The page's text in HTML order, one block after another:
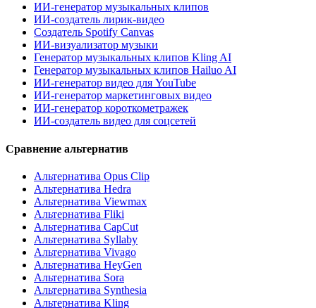
ИИ-генератор музыкальных клипов
ИИ-создатель лирик-видео
Создатель Spotify Canvas
ИИ-визуализатор музыки
Генератор музыкальных клипов Kling AI
Генератор музыкальных клипов Hailuo AI
ИИ-генератор видео для YouTube
ИИ-генератор маркетинговых видео
ИИ-генератор короткометражек
ИИ-создатель видео для соцсетей
Сравнение альтернатив
Альтернатива Opus Clip
Альтернатива Hedra
Альтернатива Viewmax
Альтернатива Fliki
Альтернатива CapCut
Альтернатива Syllaby
Альтернатива Vivago
Альтернатива HeyGen
Альтернатива Sora
Альтернатива Synthesia
Альтернатива Kling